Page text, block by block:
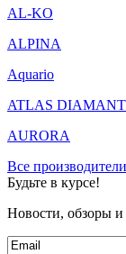
AL-KO
ALPINA
Aquario
ATLAS DIAMANT
AURORA
Все производители
Будьте в курсе!
Новости, обзоры и